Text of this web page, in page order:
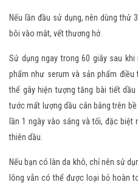
Nếu lần đầu sử dụng, nên dùng thử
bôi vào mắt, vết thương hở.
Sử dụng ngay trong 60 giây sau
phẩm như serum và sản phẩm
thể gây hiện tượng tăng bài tiết
tước mất lượng dầu cân bằng trên
lần 1 ngày vào sáng và tối, đặc biệt
thiên dầu.
Nếu bạn có làn da khô, chỉ nên sử
lông vẫn có thể được loại bỏ hoàn